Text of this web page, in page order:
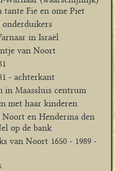
Fie en ome Piet
onderduikers
in Israël
van Noort
- achterkant
in Maassluis centrum
met haar kinderen
Noort en Henderina den
op de bank
van Noort 1650 - 1989 -